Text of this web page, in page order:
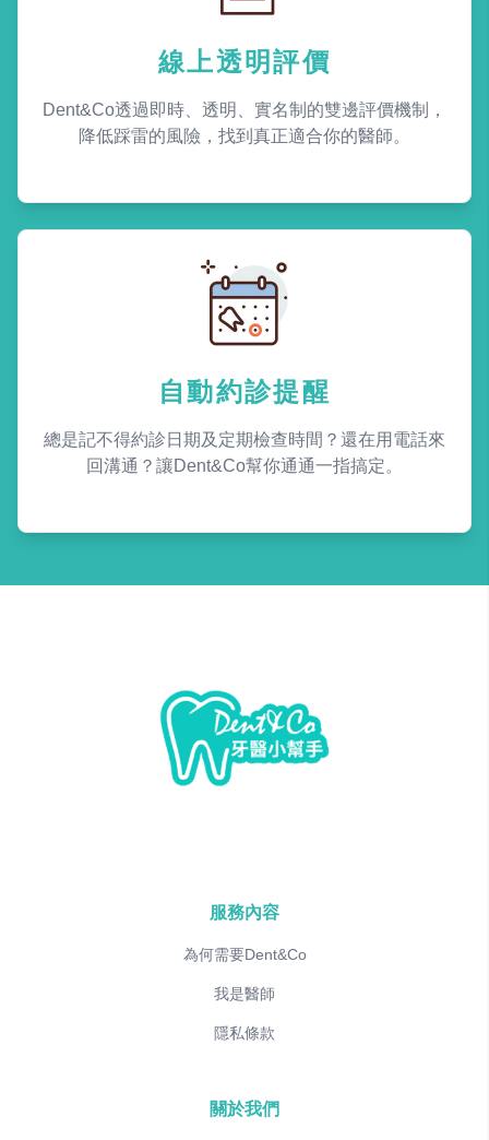
線上透明評價
Dent&Co透過即時、透明、實名制的雙邊評價機制，
降低踩雷的風險，找到真正適合你的醫師。
自動約診提醒
總是記不得約診日期及定期檢查時間？還在用電話來
回溝通？讓Dent&Co幫你通通一指搞定。
服務內容
為何需要Dent&Co
我是醫師
隱私條款
關於我們